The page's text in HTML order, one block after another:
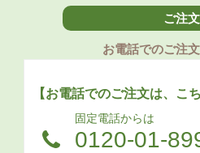
ご注文
お電話でのご注
【お電話でのご注文は、こ
固定電話からは
0120-01-